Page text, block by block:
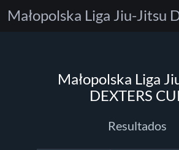
Małopolska Liga
DEXTERS
Resultados